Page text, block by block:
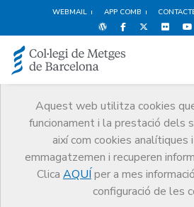
WEBMAIL APP COMB
Aquest web utilitza cookies
funcionament i la prestació dels
així com cookies analítiques
emmagatzemen i recuperen
Clica AQUÍ per a mes
configuració de les
Notícies
Comunicació
Notícies
La Junta de Govern del COMB lamenta la
diftèria